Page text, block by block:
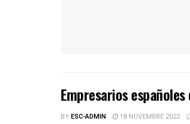
Empresarios
BYESC-ADMIN 18 NOVEMBRE 2022